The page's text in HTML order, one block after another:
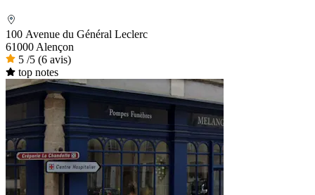
100 Avenue du Général Leclerc
61000 Alençon
5 /5 (6 avis)
top notes